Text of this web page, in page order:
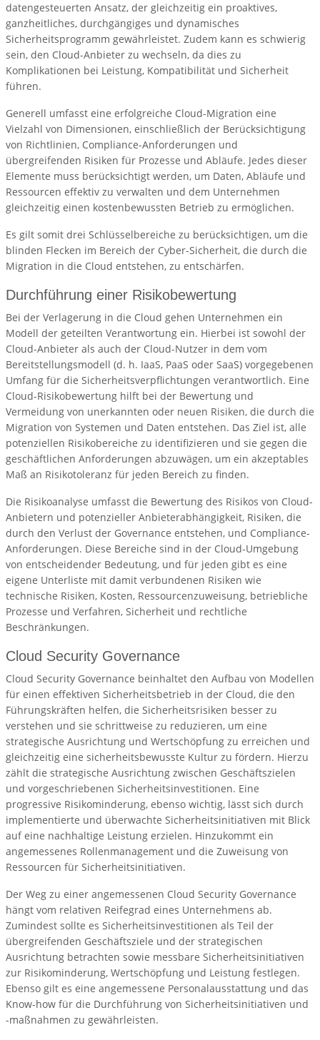
datengesteuerten Ansatz, der gleichzeitig ein proaktives,
ganzheitliches, durchgängiges und dynamisches
Sicherheitsprogramm gewährleistet. Zudem kann es schwierig
sein, den Cloud-Anbieter zu wechseln, da dies zu
Komplikationen bei Leistung, Kompatibilität und Sicherheit
führen.
Generell umfasst eine erfolgreiche Cloud-Migration eine
Vielzahl von Dimensionen, einschließlich der Berücksichtigung
von Richtlinien, Compliance-Anforderungen und
übergreifenden Risiken für Prozesse und Abläufe. Jedes dieser
Elemente muss berücksichtigt werden, um Daten, Abläufe und
Ressourcen effektiv zu verwalten und dem Unternehmen
gleichzeitig einen kostenbewussten Betrieb zu ermöglichen.
Es gilt somit drei Schlüsselbereiche zu berücksichtigen, um die
blinden Flecken im Bereich der Cyber-Sicherheit, die durch die
Migration in die Cloud entstehen, zu entschärfen.
Durchführung einer Risikobewertung
Bei der Verlagerung in die Cloud gehen Unternehmen ein
Modell der geteilten Verantwortung ein. Hierbei ist sowohl der
Cloud-Anbieter als auch der Cloud-Nutzer in dem vom
Bereitstellungsmodell (d. h. IaaS, PaaS oder SaaS) vorgegebenen
Umfang für die Sicherheitsverpflichtungen verantwortlich. Eine
Cloud-Risikobewertung hilft bei der Bewertung und
Vermeidung von unerkannten oder neuen Risiken, die durch die
Migration von Systemen und Daten entstehen. Das Ziel ist, alle
potenziellen Risikobereiche zu identifizieren und sie gegen die
geschäftlichen Anforderungen abzuwägen, um ein akzeptables
Maß an Risikotoleranz für jeden Bereich zu finden.
Die Risikoanalyse umfasst die Bewertung des Risikos von Cloud-
Anbietern und potenzieller Anbieterabhängigkeit, Risiken, die
durch den Verlust der Governance entstehen, und Compliance-
Anforderungen. Diese Bereiche sind in der Cloud-Umgebung
von entscheidender Bedeutung, und für jeden gibt es eine
eigene Unterliste mit damit verbundenen Risiken wie
technische Risiken, Kosten, Ressourcenzuweisung, betriebliche
Prozesse und Verfahren, Sicherheit und rechtliche
Beschränkungen.
Cloud Security Governance
Cloud Security Governance beinhaltet den Aufbau von Modellen
für einen effektiven Sicherheitsbetrieb in der Cloud, die den
Führungskräften helfen, die Sicherheitsrisiken besser zu
verstehen und sie schrittweise zu reduzieren, um eine
strategische Ausrichtung und Wertschöpfung zu erreichen und
gleichzeitig eine sicherheitsbewusste Kultur zu fördern. Hierzu
zählt die strategische Ausrichtung zwischen Geschäftszielen
und vorgeschriebenen Sicherheitsinvestitionen. Eine
progressive Risikominderung, ebenso wichtig, lässt sich durch
implementierte und überwachte Sicherheitsinitiativen mit Blick
auf eine nachhaltige Leistung erzielen. Hinzukommt ein
angemessenes Rollenmanagement und die Zuweisung von
Ressourcen für Sicherheitsinitiativen.
Der Weg zu einer angemessenen Cloud Security Governance
hängt vom relativen Reifegrad eines Unternehmens ab.
Zumindest sollte es Sicherheitsinvestitionen als Teil der
übergreifenden Geschäftsziele und der strategischen
Ausrichtung betrachten sowie messbare Sicherheitsinitiativen
zur Risikominderung, Wertschöpfung und Leistung festlegen.
Ebenso gilt es eine angemessene Personalausstattung und das
Know-how für die Durchführung von Sicherheitsinitiativen und
-maßnahmen zu gewährleisten.